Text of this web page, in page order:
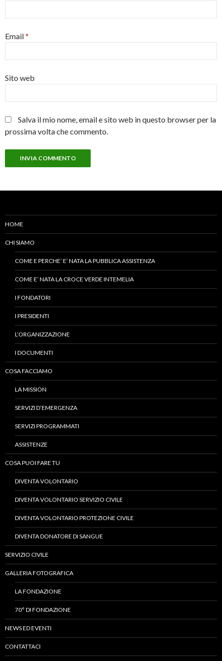
Email*
Sito web
Salva il mio nome, email e sito web in questo browser per la
prossima volta che commento.
HOME
CHI SIAMO
COME E PERCHE’ E’ NATA LA PUBBLICA ASSISTENZA
COME E’ NATA LA CROCE VERDE INTEMELIA
I FONDATORI
I PRESIDENTI
L’ORGANIZZAZIONE
I DOCUMENTI
COSA FACCIAMO
LA MISSION
SERVIZI D’EMERGENZA
SERVIZI PROGRAMMATI
ASSISTENZE
COSA PUOI FARE TU
DIVENTA VOLONTARIO
DIVENTA VOLONTARIO SERVIZIO CIVILE
DIVENTA VOLONTARIO PROTEZIONE CIVILE
DIVENTA DONATORE DI SANGUE
SERVIZIO CIVILE
GALLERIA FOTOGRAFICA
LA FONDAZIONE
70° DI FONDAZIONE
NEWS ED EVENTI
CONTATTACI